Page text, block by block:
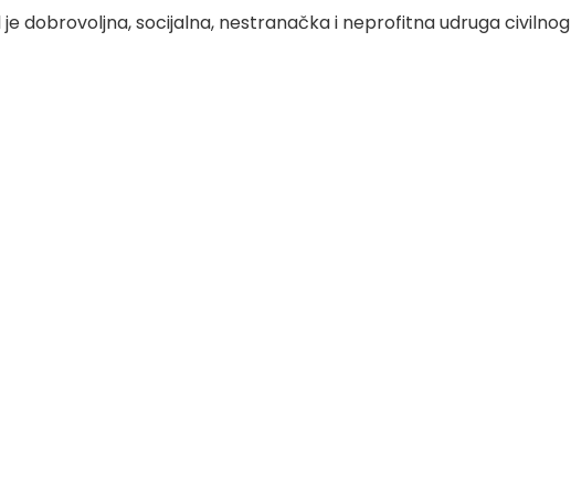
dobrovoljna, socijalna, nestranačka i neprofitna udruga civilnog